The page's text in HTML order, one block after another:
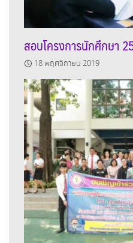
สอบโครงการนักศึกษา
18 พฤศจิกายน 2019